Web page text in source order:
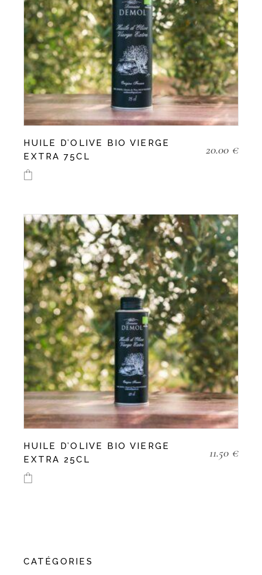
HUILE D’OLIVE BIO VIERGE
EXTRA 75CL
20.00 €
HUILE D’OLIVE BIO VIERGE
EXTRA 25CL
11.50 €
CATÉGORIES